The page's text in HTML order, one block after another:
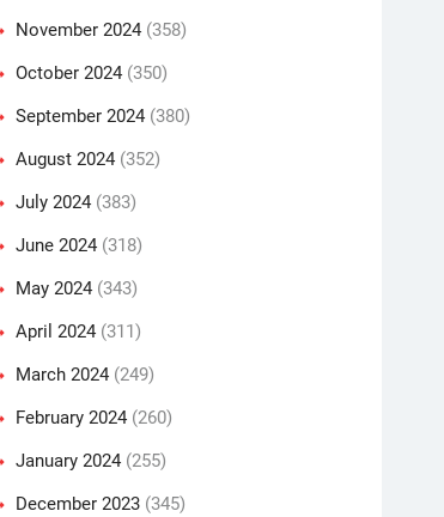
November 2024 (358)
October 2024 (350)
September 2024 (380)
August 2024 (352)
July 2024 (383)
June 2024 (318)
May 2024 (343)
April 2024 (311)
March 2024 (249)
February 2024 (260)
January 2024 (255)
December 2023 (345)